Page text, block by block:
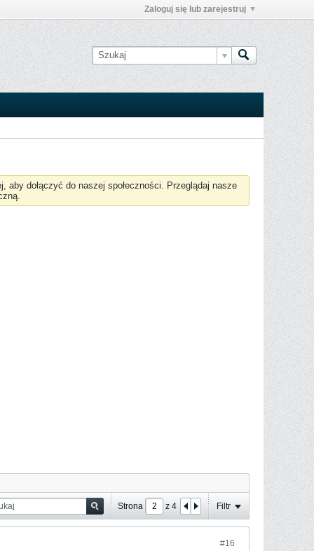
Zaloguj się lub zarejestruj
dołączyć do naszej społeczności. Przeglądaj nasze
Strona z 4 Filtr
#16